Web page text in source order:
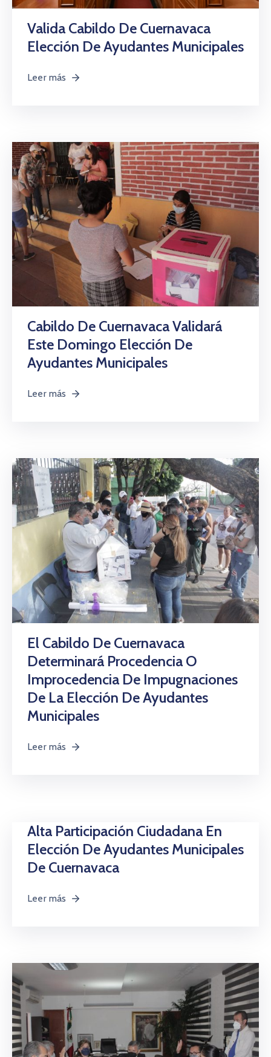
Valida Cabildo De Cuernavaca
Elección De Ayudantes Municipales
Leer más
Cabildo De Cuernavaca Validará
Este Domingo Elección De
Ayudantes Municipales
Leer más
El Cabildo De Cuernavaca
Determinará Procedencia O
Improcedencia De Impugnaciones
De La Elección De Ayudantes
Municipales
Leer más
Alta Participación Ciudadana En
Elección De Ayudantes Municipales
De Cuernavaca
Leer más